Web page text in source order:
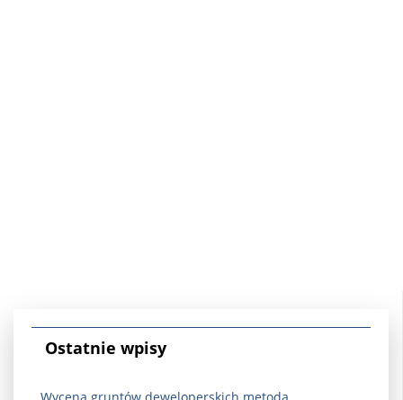
Ostatnie wpisy